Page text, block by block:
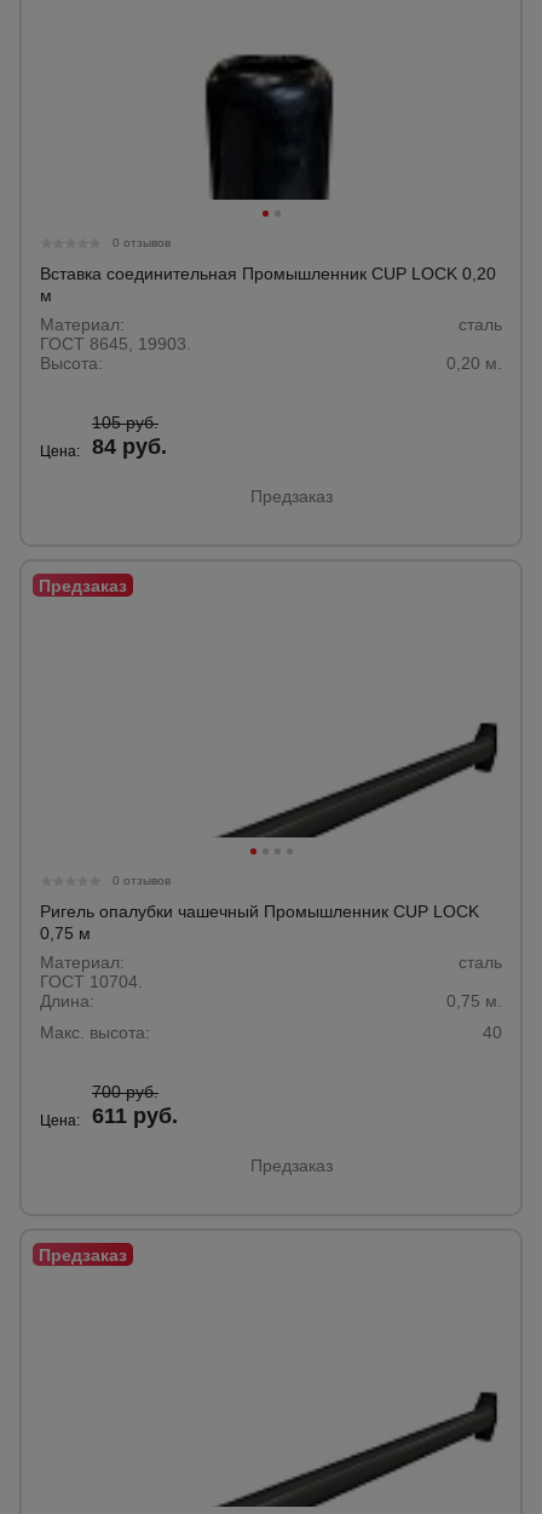
0 отзывов
Вставка соединительная Промышленник CUP LOCK 0,20
м
Материал:
сталь
ГОСТ 8645, 19903.
Высота:
0,20 м.
Цена:
105 руб.
84 руб.
Предзаказ
0 отзывов
Ригель опалубки чашечный Промышленник CUP LOCK
0,75 м
Материал:
сталь
ГОСТ 10704.
Длина:
0,75 м.
Макс. высота:
40
Цена:
700 руб.
611 руб.
Предзаказ
Грузоподъемное
оборудование
Мусоропровод
строительный
Вибротехника
для
Техника